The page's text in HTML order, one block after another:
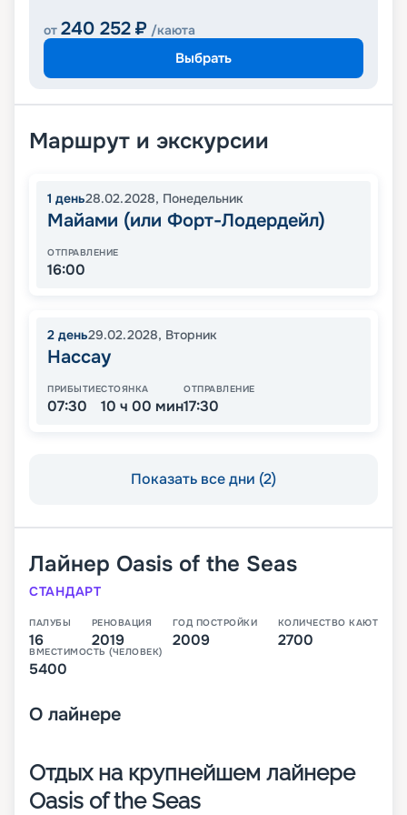
от 240 252 ₽ /каюта
Выбрать
Маршрут и экскурсии
1 день28.02.2028, Понедельник
Майами (или Форт-Лодердейл)
ОТПРАВЛЕНИЕ
16:00
2 день29.02.2028, Вторник
Нассау
ПРИБЫТИЕ
07:30
СТОЯНКА
10 ч 00 мин
ОТПРАВЛЕНИЕ
17:30
Показать все дни (2)
Лайнер Oasis of the Seas
СТАНДАРТ
ПАЛУБЫ
16
РЕНОВАЦИЯ
2019
ГОД ПОСТРОЙКИ
2009
КОЛИЧЕСТВО КАЮТ
2700
ВМЕСТИМОСТЬ (ЧЕЛОВЕК)
5400
О лайнере
Отдых на крупнейшем лайнере
Oasis of the Seas